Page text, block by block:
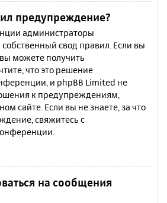
предупреждение?
администраторы
свод правил. Если вы
можете получить
что это решение
и phpBB Limited не
к предупреждениям,
сайте. Если вы не знаете, за что
свяжитесь с
на сообщения